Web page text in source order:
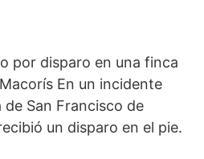
por disparo en una finca
En un incidente
San Francisco de
un disparo en el pie.